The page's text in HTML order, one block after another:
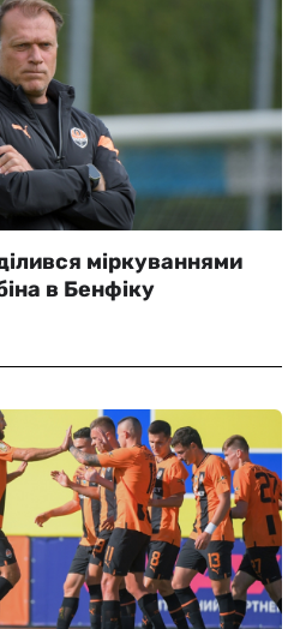
міркуваннями
в Бенфіку